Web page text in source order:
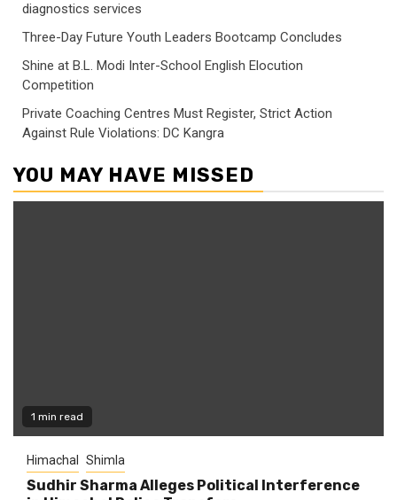
diagnostics services
Three-Day Future Youth Leaders Bootcamp Concludes
Shine at B.L. Modi Inter-School English Elocution
Competition
Private Coaching Centres Must Register, Strict Action
Against Rule Violations: DC Kangra
YOU MAY HAVE MISSED
1 min read
Himachal Shimla
Sudhir Sharma Alleges Political Interference